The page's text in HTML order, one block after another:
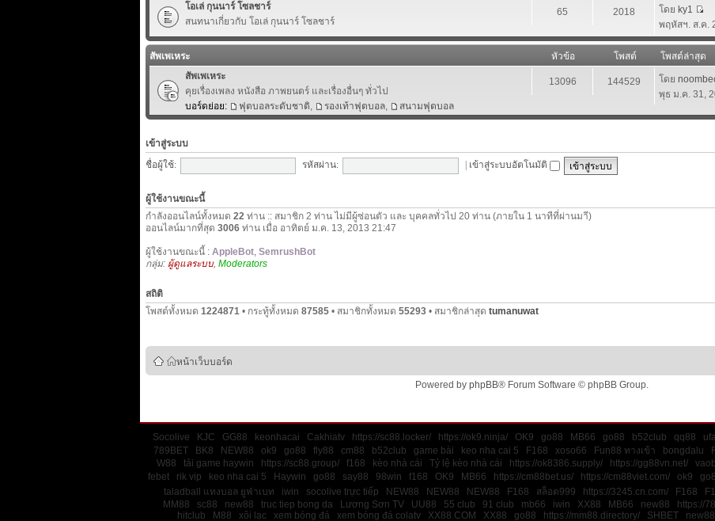
โอเล่ กุนนาร์ โซลชาร์
สนทนาเกี่ยวกับ โอเล่ กุนนาร์ โซลชาร์
65 2018 โดย ky1
พฤหัสฯ. ส.ค.
สัพเพเหระ หัวข้อ โพสต์
โพสต์ล่าสุด
สัพเพเหระ
คุยเรื่องเพลง หนังสือ ภาพยนตร์ และเรื่องอื่นๆ ทั่วไป
บอร์ดย่อย:
ฟุตบอลระดับชาติ, รองเท้าฟุตบอล, สนามฟุตบอล
13096 144529 โดย
พุธ ม.ค. 31,
เข้าสู่ระบบ
ชื่อผู้ใช้:
รหัสผ่าน: เข้าสู่ระบบอัตโนมัติ
ผู้ใช้งานขณะนี้
กำลังออนไลน์ทั้งหมด 22ท่าน :: สมาชิก 2 ท่าน ไม่มีผู้ซ่อนตัว และ บุคคลทั่วไป 20 ท่าน (ภายใน 1 นาทีที่ผ่านมาี)
ออนไลน์มากที่สุด 3006ท่าน เมื่อ อาทิตย์ ม.ค. 13, 2013 21:47
ผู้ใช้งานขณะนี้ : AppleBot, SemrushBot
กลุ่ม: ผู้ดูแลระบบ, Moderators
สถิติ
โพสต์ทั้งหมด 1224871• กระทู้ทั้งหมด 87585• สมาชิกทั้งหมด 55293• สมาชิกล่าสุด tumanuwat
หน้าเว็บบอร์ด
Powered by phpBB® Forum Software © phpBB Group.
Socolive KJC GG88 keonhacai Cakhiatv https://sc88.locker/ https://ok9.ninja/ OK9 go88 MB66 go88 b52club qq88
789BET
BK8 NEW88 ok9 go88 fly88 cm88 b52club game bài keo nha cai 5 F168 xoso66 Fun88 ทางเข้า bongdalu
W88
tải game haywin https://sc88.group/ f168 kèo nhà cái Tỷ lệ kèo nhà cái https://ok8386.supply/ https://gg88vn.net/
febet
rik vip keo nha cai 5 Haywin go88 say88 98win f168 OK9 MB66 https://cm88bet.us/ https://cm88viet.com/ ok9
taladball แทงบอล ยูฟ่าเบท
iwin socolive trực tiếp NEW88 NEW88 NEW88 F168 สล็อต999 https://3245.cn.com/ F168
MM88
sc88 new88 truc tiep bong da Lương Sơn TV UU88 55 club 91 club mb66 iwin XX88 MB66 new88 https://
hitclub
M88 xôi lạc xem bóng đá xem bóng đá colatv XX88.COM XX88 go88 https://mm88.directory/ SHBET new88